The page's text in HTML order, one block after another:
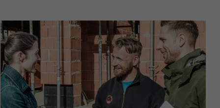
gegevens
op.